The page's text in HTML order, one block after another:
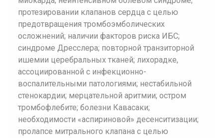
протезировании клапанов сердца с целью
предотвращения тромбоэмболических
осложнений; наличии факторов риска ИБС;
синдроме Дресслера; повторной транзиторной
ишемии церебральных тканей; лихорадке,
ассоциированной с инфекционно-
воспалительными патологиями; нестабильной
стенокардии; мерцательной аритмии; остром
тромбофлебите; болезни Кавасаки;
необходимости «аспириновой» десенситизации;
пролапсе митрального клапана с целью